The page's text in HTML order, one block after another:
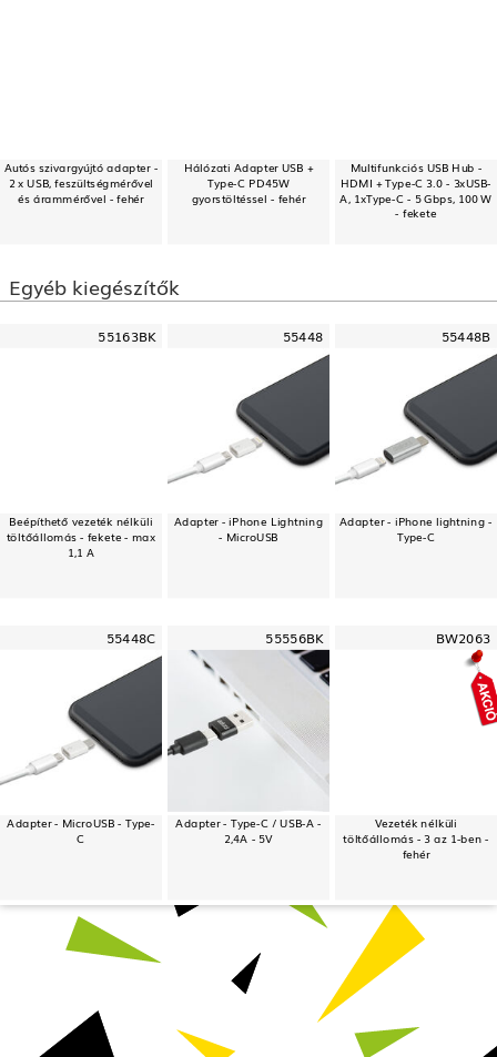
Autós szivargyújtó adapter -
2 x USB, feszültségmérővel
és árammérővel - fehér
Hálózati Adapter USB +
Type-C PD45W
gyorstöltéssel - fehér
Multifunkciós USB Hub -
HDMI + Type-C 3.0 - 3xUSB-
A, 1xType-C - 5 Gbps, 100 W
- fekete
Egyéb kiegészítők
55163BK
Beépíthető vezeték nélküli
töltőállomás - fekete - max
1,1 A
55448
Adapter - iPhone Lightning
- MicroUSB
55448B
Adapter - iPhone lightning -
Type-C
55448C
Adapter - MicroUSB - Type-
C
55556BK
Adapter - Type-C / USB-A -
2,4A - 5V
BW2063
Vezeték nélküli
töltőállomás - 3 az 1-ben -
fehér